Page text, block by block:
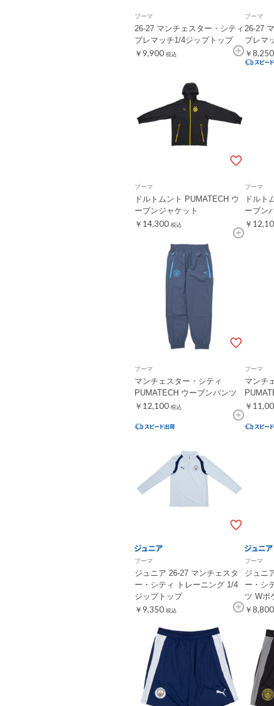
プーマ
26-27 マンチェスター・シティ
プレマッチ1/4ジップトップ
￥9,900 税込
プーマ
26-27
プレマ
￥8,250
プーマ
ドルトムント PUMATECH ウ
ーブンジャケット
￥14,300 税込
プーマ
ドルト
ーブン
￥
プーマ
マンチェスター・シティ
PUMATECH ウーブンパンツ
￥12,100 税込
プーマ
マンチ
￥
プーマ
ジュニア 26-27 マンチェスタ
ー・シティ トレーニング 1/4
ジップトップ
￥9,350 税込
プーマ
ジュニ
ー・シ
ツ Wポ
￥8,800